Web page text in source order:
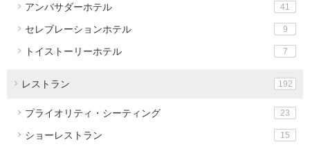
アンバサダーホテル 41
セレブレーションホテル 9
トイストーリーホテル 7
レストラン 192
プライオリティ・シーティング 23
ショーレストラン 15